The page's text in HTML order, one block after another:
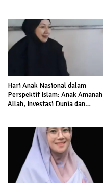
Hari Anak Nasional dalam
Perspektif Islam: Anak Amanah
Allah, Investasi Dunia dan